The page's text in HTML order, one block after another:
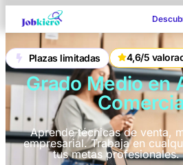
Plazas limitadas 4,6/5
Grado Medio en
Aprende técnicas de venta,
empresarial. Trabaja en
tus metas profesionales.